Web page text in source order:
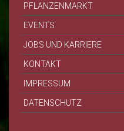
PFLANZENMARKT
EVENTS
JOBS UND KARRIERE
KONTAKT
IMPRESSUM
DATENSCHUTZ